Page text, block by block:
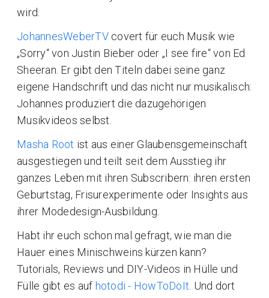
wird.
JohannesWeberTVcovert für euch Musik wie
„Sorry“ von Justin Bieber oder „I see fire“ von Ed
Sheeran. Er gibt den Titeln dabei seine ganz
eigene Handschrift und das nicht nur musikalisch:
Johannes produziert die dazugehörigen
Musikvideos selbst.
Masha Root ist aus einer Glaubensgemeinschaft
ausgestiegen und teilt seit dem Ausstieg ihr
ganzes Leben mit ihren Subscribern: ihren ersten
Geburtstag, Frisurexperimente oder Insights aus
ihrer Modedesign-Ausbildung.
Habt ihr euch schon mal gefragt, wie man die
Hauer eines Minischweins kürzen kann?
Tutorials, Reviews und DIY-Videos in Hülle und
Fülle gibt es auf hotodi - HowToDoIt . Und dort